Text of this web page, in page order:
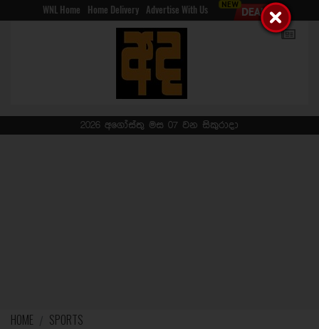
WNL Home Home Delivery Advertise With Us
2026 අගෝස්තු මස 07 වන සිකුරාදා
HOME SPORTS